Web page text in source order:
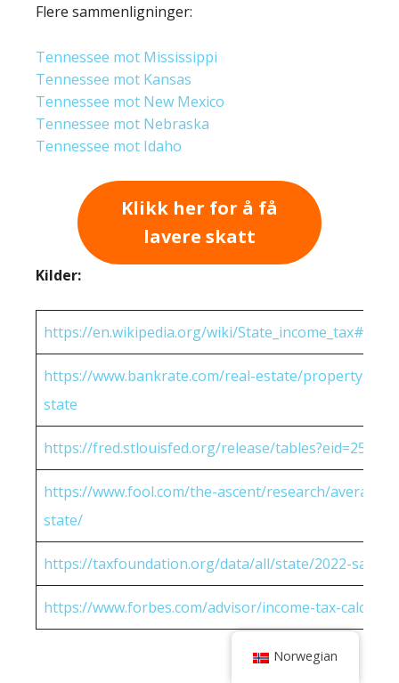
Flere sammenligninger:
Tennessee mot Mississippi
Tennessee mot Kansas
Tennessee mot New Mexico
Tennessee mot Nebraska
Tennessee mot Idaho
Klikk her for å få
lavere skatt
Kilder:
https://en.wikipedia.org/wiki/
https://www.bankrate.com/real-estate/property-
state
https://fred.stlouisfed.org/release/
https://www.fool.com/the-ascent/research/average-
state/
https://taxfoundation.org/data/all/state/2022-sales-
https://www.forbes.com/advisor/income-tax-
Norwegian